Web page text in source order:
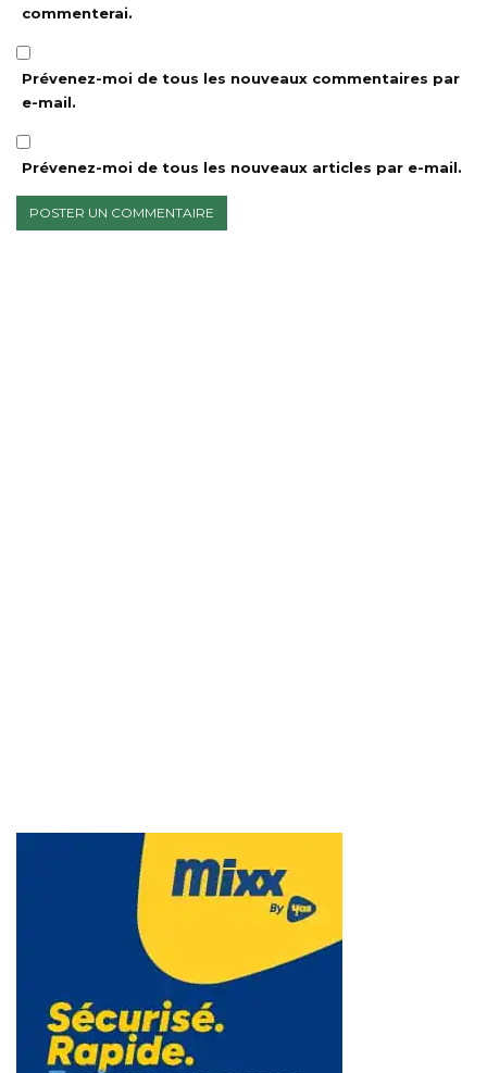
commenterai.
Prévenez-moi de tous les nouveaux commentaires par
e-mail.
Prévenez-moi de tous les nouveaux articles par e-mail.